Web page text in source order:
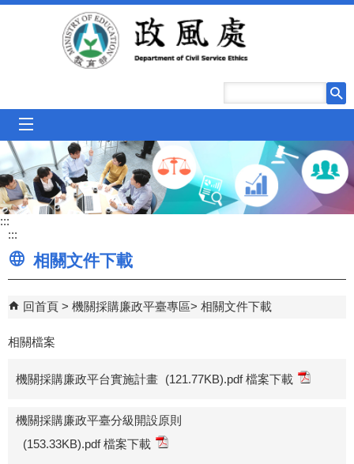
跳到主要內容區塊
:::
:::
相關文件下載
回首頁 機關採購廉政平臺專區 相關文件下載
相關檔案
機關採購廉政平台實施計畫 (121.77KB).pdf 檔案下載
機關採購廉政平臺分級開設原則
(153.33KB).pdf 檔案下載